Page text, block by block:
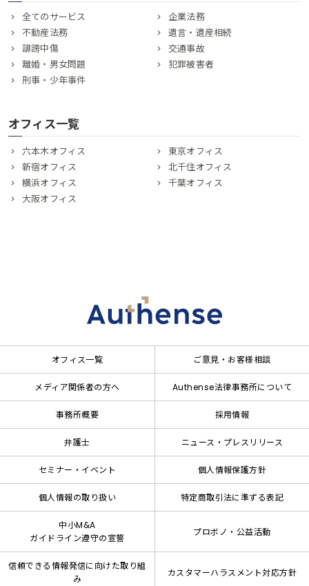
全てのサービス
企業法務
不動産法務
遺言・遺産相続
誹謗中傷
交通事故
離婚・男女問題
犯罪被害者
刑事・少年事件
オフィス一覧
六本木オフィス
東京オフィス
新宿オフィス
北千住オフィス
横浜オフィス
千葉オフィス
大阪オフィス
オフィス一覧 ご意見・お客様相談
メディア関係者の方へ Authense法律事務所について
事務所概要 採用情報
弁護士 ニュース・プレスリリース
セミナー・イベント 個人情報保護方針
個人情報の取り扱い 特定商取引法に準ずる表記
中小M&A
ガイドライン遵守の宣誓
プロボノ・公益活動
信頼できる情報発信に向けた取り組
み
カスタマーハラスメント対応方針